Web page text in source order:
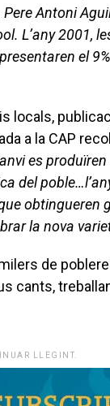
Antoni
L’any 2001,
el
locals,
a la CAP
es
del
obtingueren
la nova
de
cants,
LLEGINT.